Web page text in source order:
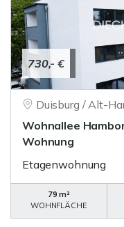
730,- €
Duisburg / Alt-
Wohnallee
Wohnung
Etagenwohnung
79 m²
WOHNFLÄCHE